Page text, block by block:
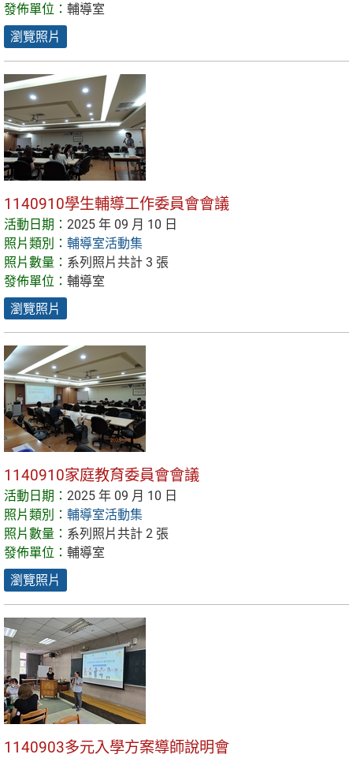
發佈單位： 輔導室
瀏覽照片
1140910學生輔導工作委員會會議
活動日期： 2025 年 09 月 10 日
照片類別： 輔導室活動集
照片數量： 系列照片共計 3 張
發佈單位： 輔導室
瀏覽照片
1140910家庭教育委員會會議
活動日期： 2025 年 09 月 10 日
照片類別： 輔導室活動集
照片數量： 系列照片共計 2 張
發佈單位： 輔導室
瀏覽照片
1140903多元入學方案導師說明會